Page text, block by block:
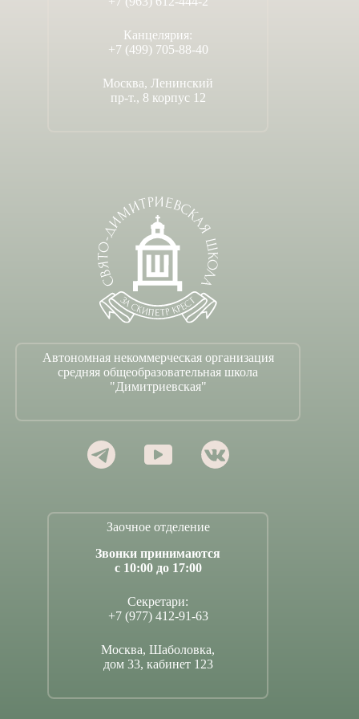
Канцелярия:
+7 (499) 705-88-40
Москва, Ленинский
пр-т., 8 корпус 12
Автономная некоммерческая организация
средняя общеобразовательная школа
"Димитриевская"
Заочное отделение
Звонки принимаются
с 10:00 до 17:00
Секретари:
+7 (977) 412-91-63
Москва, Шаболовка,
дом 33, кабинет 123